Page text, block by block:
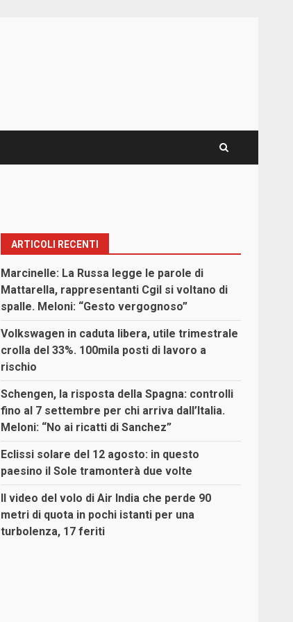
ARTICOLI RECENTI
Marcinelle: La Russa legge le parole di
Mattarella, rappresentanti Cgil si voltano di
spalle. Meloni: “Gesto vergognoso”
Volkswagen in caduta libera, utile trimestrale
crolla del 33%. 100mila posti di lavoro a
rischio
Schengen, la risposta della Spagna: controlli
fino al 7 settembre per chi arriva dall’Italia.
Meloni: “No ai ricatti di Sanchez”
Eclissi solare del 12 agosto: in questo
paesino il Sole tramonterà due volte
Il video del volo di Air India che perde 90
metri di quota in pochi istanti per una
turbolenza, 17 feriti